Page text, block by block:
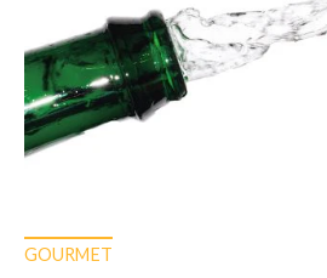
GOURMET